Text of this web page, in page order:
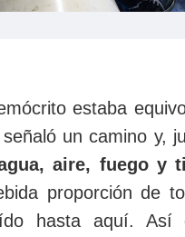
estaba
un camino y,
aire, fuego y
proporción de
hasta aquí.